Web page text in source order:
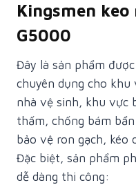
Kingsmen keo
G5000
Đây là sản phẩm
chuyên dụng cho
nhà vệ sinh, khu vực
thấm, chống bám
bảo vệ ron gạch,
Đặc biệt, sản phẩm
dễ dàng thi công: